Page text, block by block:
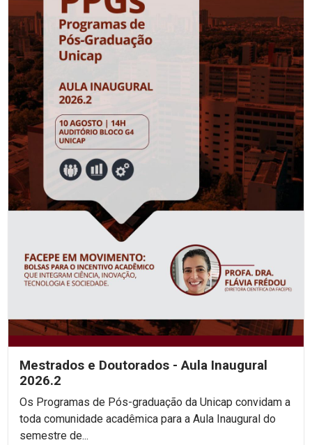
Mestrados e Doutorados - Aula Inaugural
2026.2
Os Programas de Pós-graduação da Unicap convidam a
toda comunidade acadêmica para a Aula Inaugural do
semestre de...